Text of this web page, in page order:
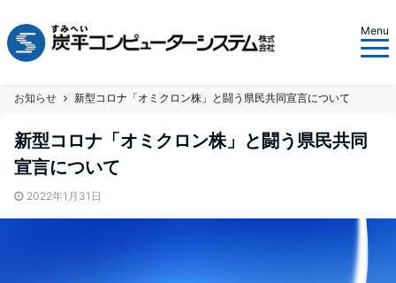
Menu
お知らせ 新型コロナ「オミクロン株」と闘う県民共同宣言について
新型コロナ「オミクロン株」と闘う県民共同
宣言について
2022年1月31日